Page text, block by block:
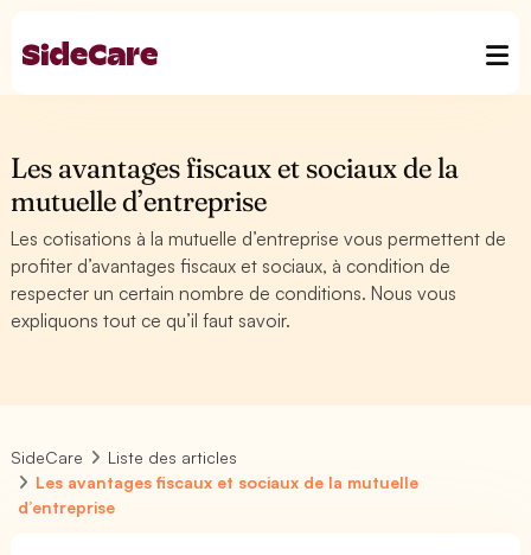
Les avantages fiscaux et sociaux de la
mutuelle d’entreprise
Les cotisations à la mutuelle d’entreprise vous permettent de
profiter d’avantages fiscaux et sociaux, à condition de
respecter un certain nombre de conditions. Nous vous
expliquons tout ce qu’il faut savoir.
SideCare
Liste des articles
Les avantages fiscaux et sociaux de la mutuelle
d’entreprise